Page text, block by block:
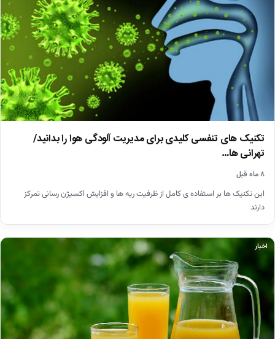
تکنیک های تنفسی کلیدی برای مدیریت آلودگی هوا را بدانید/
تهرانی ها…
۸ ماه قبل
این تکنیک ها بر استفاده ی کامل از ظرفیت ریه ها و افزایش اکسیژن رسانی تمرکز
دارند
اخبار